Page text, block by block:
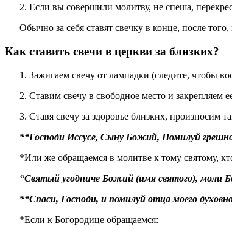
2. Если вы совершили молитву, не спеша,
Обычно за себя ставят свечку в конце, после
Как ставить свечи в церкви за близких?
1. Зажигаем свечу от лампадки (следите, чтобы
2. Ставим свечу в свободное место и закрепляем
3. Ставя свечу за здоровье близких, произносим
*“Господи Иссусе, Сыну Божий, Помилуй
*Или же обращаемся в молитве к тому святому,
“Святый угодниче Божий (имя святого), моли
*“Спаси, Господи, и помилуй отца моего
*Если к Богородице обращаемся: